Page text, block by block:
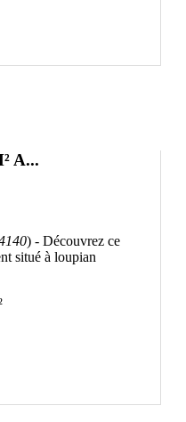
A...
) - Découvrez ce
situé à loupian